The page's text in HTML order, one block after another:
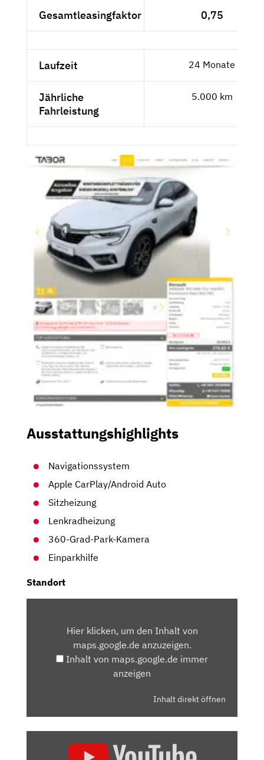
Gesamtleasingfaktor 0,75
Laufzeit 24 Monate
Jährliche
Fahrleistung
5.000 km
Ausstattungshighlights
Navigationssystem
Apple CarPlay/Android Auto
Sitzheizung
Lenkradheizung
360-Grad-Park-Kamera
Einparkhilfe
Standort
MAPS.GOOGLE.DEHier klicken, um den Inhalt von
maps.google.de anzuzeigen.
Inhalt von maps.google.de immer
anzeigen
Inhalt direkt öffnen